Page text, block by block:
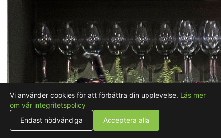
Vi använder cookies för att förbättra din upplevelse. Läs mer
om vår integritetspolicy
Endast nödvändiga
Acceptera alla